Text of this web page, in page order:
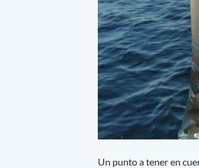
Un punto a tener en